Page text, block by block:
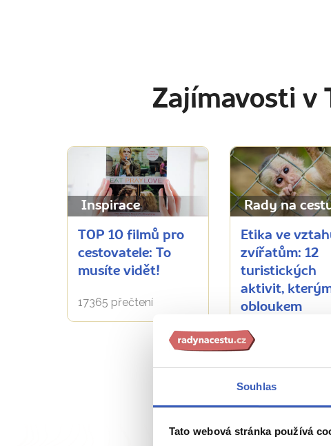
Souhlas
Tato webová stránka používá
Zajímavosti v
Inspirace
TOP 10 filmů pro
cestovatele: To
musíte vidět!
17365 přečtení
Rady na
Etika ve
zvířatům: 12
turistických
aktivit,
obloukem